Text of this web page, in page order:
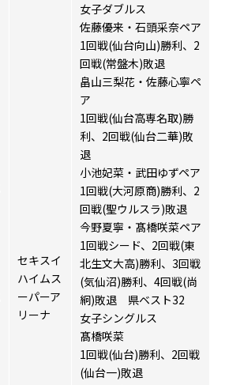
セキスイ
ハイムス
ーパーア
リーナ
女子ダブルス
佐藤優来・石頭采奈ペア
1回戦(仙台向山)勝利、2
回戦(常盤木)敗退
畠山三梨花・佐藤心寧ペ
ア
1回戦(仙台高専名取)勝
利、2回戦(仙台二華)敗
退
小池妃菜・武田ゆずペア
1回戦(大河原商)勝利、2
回戦(聖ウルスラ)敗退
今野夏寧・髙橋咲菜ペア
1回戦シード、2回戦(東
北生文大高)勝利、3回戦
(気仙沼)勝利、4回戦(尚
絅)敗退 県ベスト32
女子シングルス
髙橋咲菜
1回戦(仙台)勝利、2回戦
(仙台一)敗退